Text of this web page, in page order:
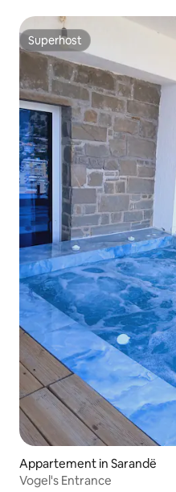
Superhost
Superhost
Appartement in Sarandë
Vogel's Entrance